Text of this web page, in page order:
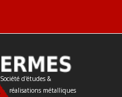
Société d'études &
réalisations métalliques